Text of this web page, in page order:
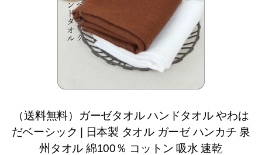
（送料無料）ガーゼタオル ハンドタオル やわは
だベーシック | 日本製 タオル ガーゼ ハンカチ 泉
州タオル 綿100％ コットン 吸水 速乾